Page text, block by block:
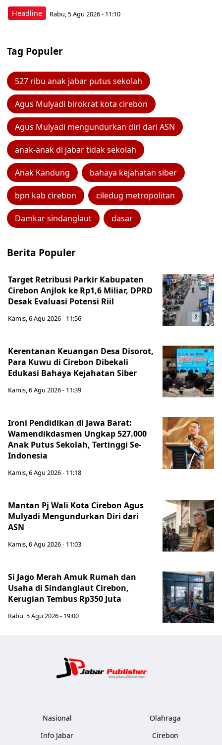
Headline Rabu, 5 Agu 2026 - 11:10
Tag Populer
527 ribu anak jabar putus sekolah
Agus Mulyadi birokrat kota cirebon
Agus Mulyadi mengundurkan diri dari ASN
anak-anak di jabar tidak sekolah
Anak Kandung bahaya kejahatan siber
bpn kab cirebon ciledug metropolitan
Damkar sindanglaut dasar
Berita Populer
Target Retribusi Parkir Kabupaten
Cirebon Anjlok ke Rp1,6 Miliar, DPRD
Desak Evaluasi Potensi Riil
Kamis, 6 Agu 2026 - 11:56
Kerentanan Keuangan Desa Disorot,
Para Kuwu di Cirebon Dibekali
Edukasi Bahaya Kejahatan Siber
Kamis, 6 Agu 2026 - 11:39
Ironi Pendidikan di Jawa Barat:
Wamendikdasmen Ungkap 527.000
Anak Putus Sekolah, Tertinggi Se-
Indonesia
Kamis, 6 Agu 2026 - 11:18
Mantan Pj Wali Kota Cirebon Agus
Mulyadi Mengundurkan Diri dari
ASN
Kamis, 6 Agu 2026 - 11:03
Si Jago Merah Amuk Rumah dan
Usaha di Sindanglaut Cirebon,
Kerugian Tembus Rp350 Juta
Rabu, 5 Agu 2026 - 19:00
Nasional
Info Jabar
Olahraga
Cirebon